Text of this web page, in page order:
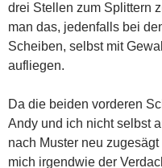
drei Stellen zum Splittern
man das, jedenfalls bei
Scheiben, selbst mit
aufliegen.
Da die beiden vorderen
Andy und ich nicht selbst
nach Muster neu
mich irgendwie der